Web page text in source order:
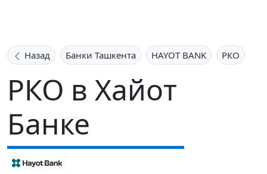
Назад Банки Ташкента HAYOT BANK РКО
РКО в Хайот
Банке